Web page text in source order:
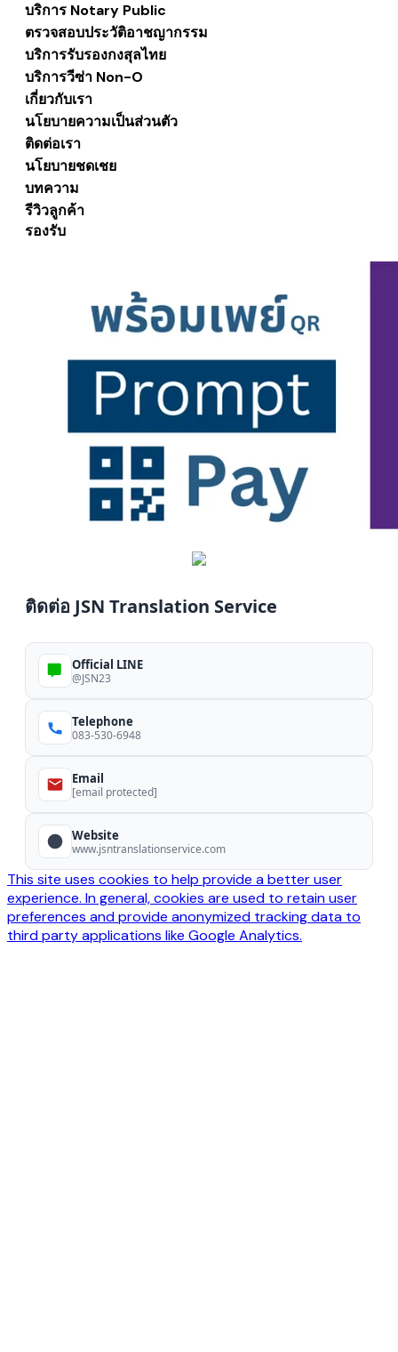
บริการ Notary Public
ตรวจสอบประวัติอาชญากรรม
บริการรับรองกงสุลไทย
บริการวีซ่า Non-O
เกี่ยวกับเรา
นโยบายความเป็นส่วนตัว
ติดต่อเรา
นโยบายชดเชย
บทความ
รีวิวลูกค้า
รองรับ
ติดต่อ JSN Translation Service
Official LINE
@JSN23
Telephone
083-530-6948
Email
[email protected]
Website
www.jsntranslationservice.com
This site uses cookies to help provide a better user
experience. In general, cookies are used to retain user
preferences and provide anonymized tracking data to
third party applications like Google Analytics.